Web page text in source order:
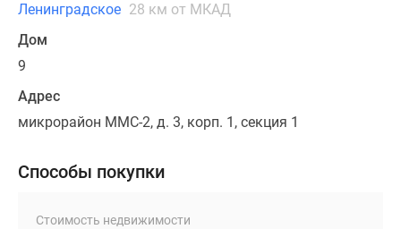
Ленинградское 28 км от МКАД
Дом
9
Адрес
микрорайон ММС-2, д. 3, корп. 1, секция 1
Способы покупки
Стоимость недвижимости